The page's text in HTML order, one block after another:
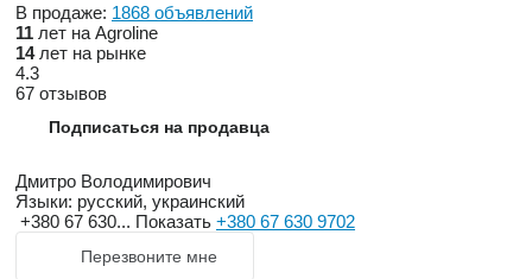
В продаже: 1868 объявлений
11 лет на Agroline
14лет на рынке
4.3
67 отзывов
Подписаться на продавца
Дмитро Володимирович
Языки: русский, украинский
+380 67 630... Показать +380 67 630 9702
Перезвоните мне